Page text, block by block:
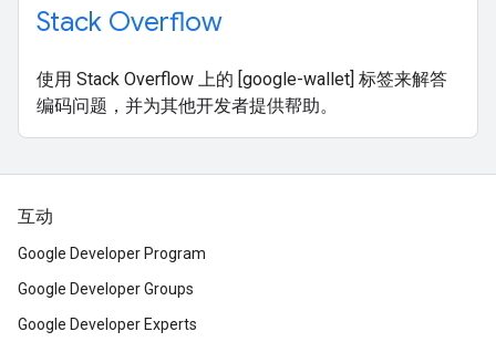
Stack Overflow
使用 Stack Overflow 上的 [google-wallet] 标签来解答
编码问题，并为其他开发者提供帮助。
互动
Google Developer Program
Google Developer Groups
Google Developer Experts